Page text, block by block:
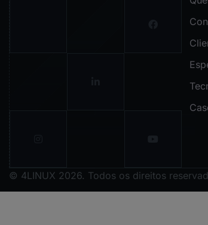
© 4LINUX 2026. Todos os direitos